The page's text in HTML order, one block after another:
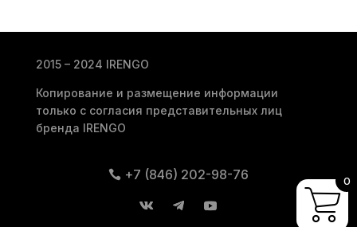
2015 – 2024 IRENGO
Копирование и размещение информации
только с согласия представительных лиц
бренда IRENGO
+7 (846) 202-98-76 0